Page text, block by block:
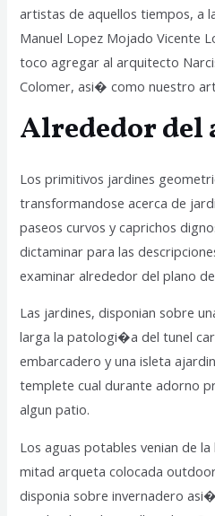
artistas de aquellos tiempos, a
Manuel Lopez Mojado Vicente
toco agregar al arquitecto
Colomer, asi� como nuestro
Alrededor del
Los primitivos jardines
transformandose acerca de
paseos curvos y caprichos
dictaminar para las
examinar alrededor del plano
Las jardines, disponian sobre
larga la patologi�a del tunel
embarcadero y una isleta
templete cual durante adorno
algun patio.
Los aguas potables venian de
mitad arqueta colocada
disponia sobre invernadero